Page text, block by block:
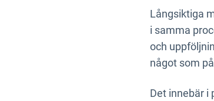
Långsiktiga
i samma
och
något som
Det innebär i